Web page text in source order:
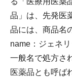
品」は、先発医
品には、商品名
name：ジェネ
一般名で処方さ
医薬品とも呼ば